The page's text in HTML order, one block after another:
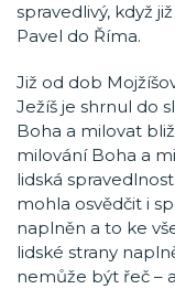
spravedlivý, když
Pavel do Říma.
Již od dob
Ježíš je shrnul do
Boha a milovat
milování Boha a
lidská
mohla osvědčit i
naplněn a to ke
lidské strany
nemůže být řeč –